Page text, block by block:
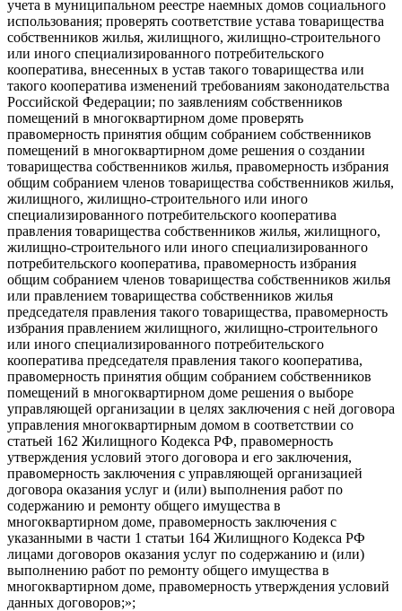
учета в муниципальном реестре наемных домов социального
использования; проверять соответствие устава товарищества
собственников жилья, жилищного, жилищно-строительного
или иного специализированного потребительского
кооператива, внесенных в устав такого товарищества или
такого кооператива изменений требованиям законодательства
Российской Федерации; по заявлениям собственников
помещений в многоквартирном доме проверять
правомерность принятия общим собранием собственников
помещений в многоквартирном доме решения о создании
товарищества собственников жилья, правомерность избрания
общим собранием членов товарищества собственников жилья,
жилищного, жилищно-строительного или иного
специализированного потребительского кооператива
правления товарищества собственников жилья, жилищного,
жилищно-строительного или иного специализированного
потребительского кооператива, правомерность избрания
общим собранием членов товарищества собственников жилья
или правлением товарищества собственников жилья
председателя правления такого товарищества, правомерность
избрания правлением жилищного, жилищно-строительного
или иного специализированного потребительского
кооператива председателя правления такого кооператива,
правомерность принятия общим собранием собственников
помещений в многоквартирном доме решения о выборе
управляющей организации в целях заключения с ней договора
управления многоквартирным домом в соответствии со
статьей 162 Жилищного Кодекса РФ, правомерность
утверждения условий этого договора и его заключения,
правомерность заключения с управляющей организацией
договора оказания услуг и (или) выполнения работ по
содержанию и ремонту общего имущества в
многоквартирном доме, правомерность заключения с
указанными в части 1 статьи 164 Жилищного Кодекса РФ
лицами договоров оказания услуг по содержанию и (или)
выполнению работ по ремонту общего имущества в
многоквартирном доме, правомерность утверждения условий
данных договоров;»;